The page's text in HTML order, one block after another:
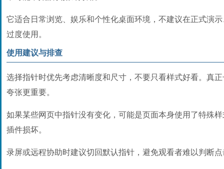
它适合日常浏览、娱乐和个性化桌面环境，不建议在正式演
过度使用。
使用建议与排查
选择指针时优先考虑清晰度和尺寸，不要只看样式好看。真
夸张更重要。
如果某些网页中指针没有变化，可能是页面本身使用了特殊
插件损坏。
录屏或远程协助时建议切回默认指针，避免观看者难以判断